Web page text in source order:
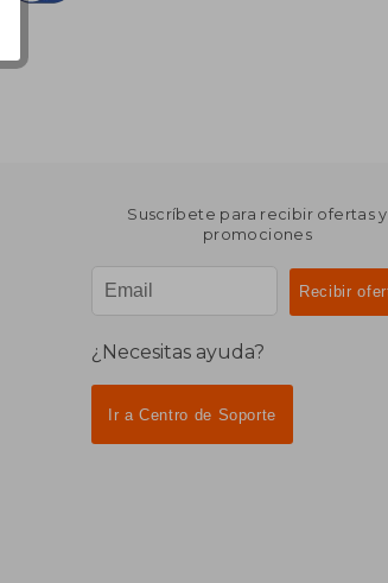
Suscríbete para recibir ofertas y
promociones
¿Necesitas ayuda?
Ir a Centro de Soporte